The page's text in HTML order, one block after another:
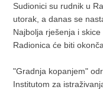
Sudionici su rudnik u
utorak, a danas se
Najbolja rješenja i
Radionica će biti
"Gradnja kopanjem"
Institutom za